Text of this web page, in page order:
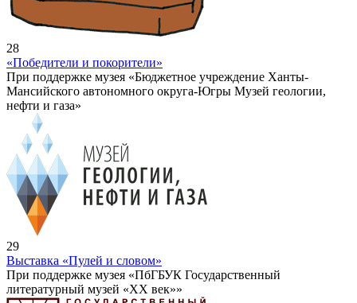
28
«Победители и покорители»
При поддержке музея «Бюджетное учреждение Ханты-
Мансийского автономного округа-Югры Музей геологии,
нефти и газа»
29
Выставка «Пулей и словом»
При поддержке музея «ПбГБУК Государственный
литературный музей «ХХ век»»